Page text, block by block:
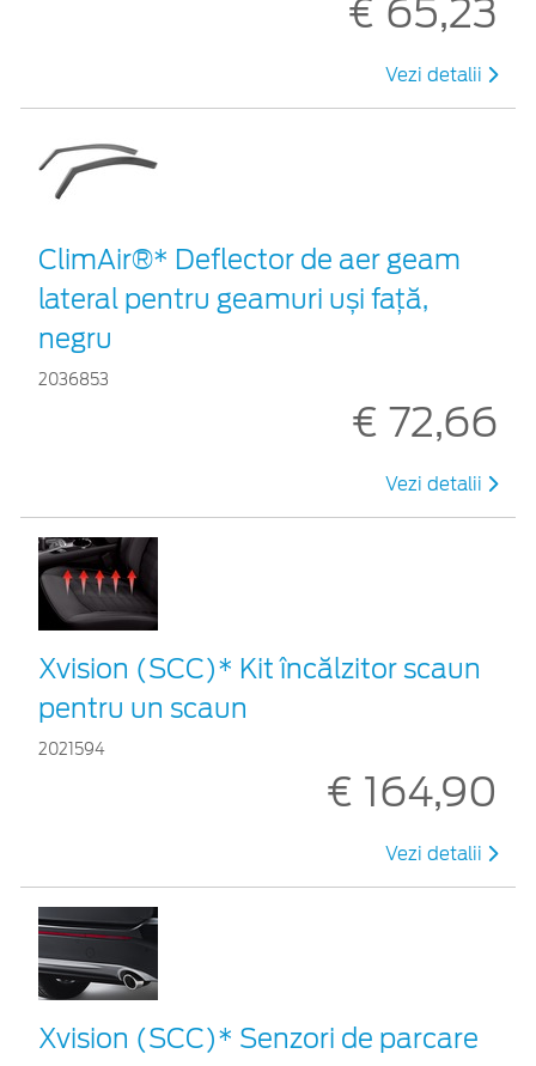
€ 65,23
Vezi detalii
ClimAir®* Deflector de aer geam
lateral pentru geamuri uși față,
negru
2036853
€ 72,66
Vezi detalii
Xvision (SCC)* Kit încălzitor scaun
pentru un scaun
2021594
€ 164,90
Vezi detalii
Xvision (SCC)* Senzori de parcare